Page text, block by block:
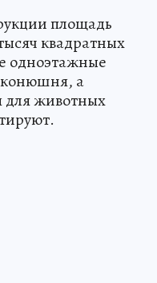
площадь
квадратных
одноэтажные
конюшня, а
животных